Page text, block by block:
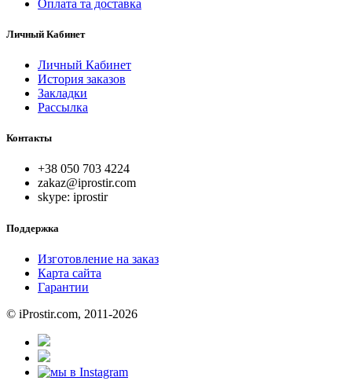
Оплата та доставка
Личный Кабинет
Личный Кабинет
История заказов
Закладки
Рассылка
Контакты
+38 050 703 4224
zakaz@iprostir.com
skype: iprostir
Поддержка
Изготовление на заказ
Карта сайта
Гарантии
© iProstir.com, 2011-2026